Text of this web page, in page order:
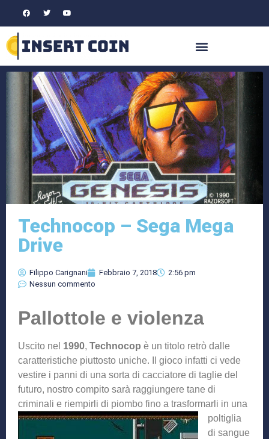
Technocop – Sega Mega
Drive
Filippo Carignani Febbraio 7, 2018
2:56 pm
Nessun commento
Pallottole e violenza
Uscito nel 1990, Technocop è un titolo retrò dalle
caratteristiche piuttosto uniche. Il gioco infatti ci vede
vestire i panni di una sorta di cacciatore di taglie del
futuro, nostro compito sarà raggiungere tane di
criminali e riempirli di piombo fino a trasformarli in una
poltiglia
di sangue